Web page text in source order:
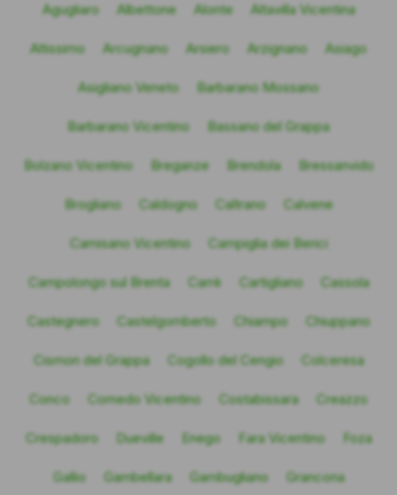
Agugliaro Albettone Alonte Altavilla Vicentina
Altissimo Arcugnano Arsiero Arzignano Asiago
Asigliano Veneto Barbarano Mossano
Barbarano Vicentino Bassano del Grappa
Bolzano Vicentino Breganze Brendola Bressanvido
Brogliano Caldogno Caltrano Calvene
Camisano Vicentino Campiglia dei Berici
Campolongo sul Brenta Carrè Cartigliano Cassola
Castegnero Castelgomberto Chiampo Chiuppano
Cismon del Grappa Cogollo del Cengio Colceresa
Conco Cornedo Vicentino Costabissara Creazzo
Crespadoro Dueville Enego Fara Vicentino Foza
Gallio Gambellara Gambugliano Grancona